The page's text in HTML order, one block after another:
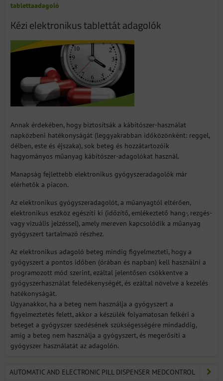
tablettaadagoló
Kézi elektronikus tablettát adagolók
Annak érdekében, hogy biztosítsák a kábítószer-használat
napközbeni hatékonyságát (leggyakrabban időközönként: reggel,
délben, este és éjszaka), sok beteg és hozzátartozóik
hagyományos műanyag kábítószer-adagolókat használ.
Manapság fejlettebb elektronikus gyógyszeradagolók már
elérhetők a piacon.
Az elektronikus gyógyszeradagolót, a műanyagtól eltérően,
elektronikus eszköz egészíti ki (időzítő, emlékeztető hang-, rezgés-
vagy vizuális jelzéssel), amely mereven kapcsolódik a műanyag
gyógyszert tartalmazó részhez.
Az elektronikus adagoló beteg mindig figyelmezteti, hogy a
gyógyszert a pontos időben (órában és napban) kell használni a
programozott mód szerint, ezáltal jelentősen csökkentve a
gyógyszerhasználat feledékenységét, és ezáltal növelve a kezelés
hatékonyságát.
Ugyanakkor, ha a beteg nem használja a gyógyszert a
figyelmeztetés felett, akkor a készülék folyamatosan felkéri a
beteget a gyógyszer szedésének szükségességére mindaddig,
amíg a beteg nem használja a gyógyszert, és megerősíti a
gyógyszer használatát az adagolón.
AUTOMATIC AND ELECTRONIC PILL DISPENSER MEDCONTROL